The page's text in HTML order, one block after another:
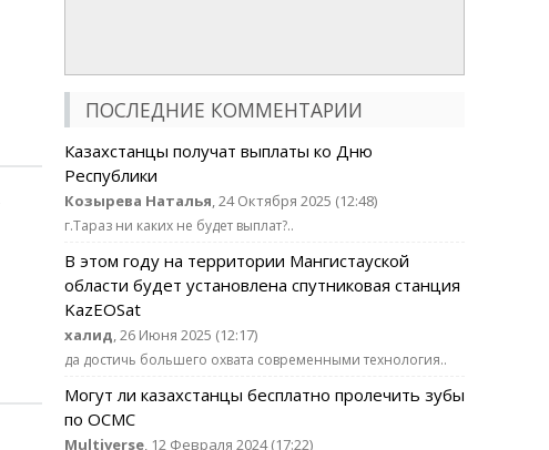
ПОСЛЕДНИЕ КОММЕНТАРИИ
Казахстанцы получат выплаты ко Дню
Республики
Козырева Наталья, 24 Октября 2025 (12:48)
г.Тараз ни каких не будет выплат?..
В этом году на территории Мангистауской
области будет установлена спутниковая станция
KazEOSat
халид, 26 Июня 2025 (12:17)
да достичь большего охвата современными технология..
Могут ли казахстанцы бесплатно пролечить зубы
по ОСМС
Multiverse, 12 Февраля 2024 (17:22)